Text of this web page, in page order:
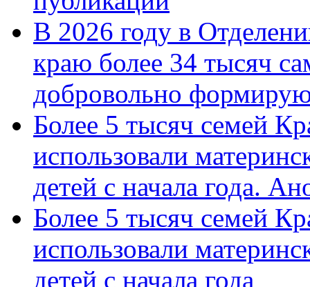
В 2026 году в
краю более 34 тысяч
добровольно
Более 5 тысяч семей
использовали
детей с начала года.
Более 5 тысяч семей
использовали
детей с начала года